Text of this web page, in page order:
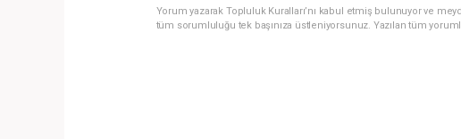
Yorum yazarak Topluluk Kuralları’nı kabul etmiş bulunuyor ve
tüm sorumluluğu tek başınıza üstleniyorsunuz. Yazılan tüm